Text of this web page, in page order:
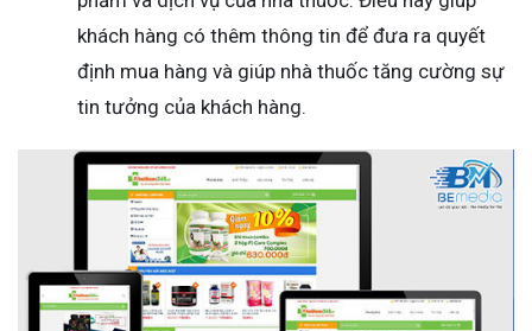
khách hàng có thêm thông tin để đưa ra quyết
định mua hàng và giúp nhà thuốc tăng cường sự
tin tưởng của khách hàng.